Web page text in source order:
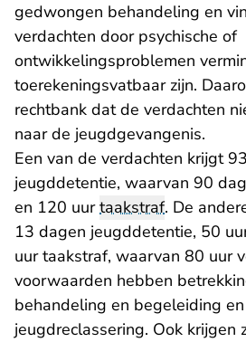
gedwongen behandeling en
verdachten door psychische of
ontwikkelingsproblemen
toerekeningsvatbaar zijn.
rechtbank dat de verdachten
naar de jeugdgevangenis.
Een van de verdachten krijgt
jeugddetentie, waarvan 90
en 120 uurtaakstraf. De
13 dagen jeugddetentie, 50
uur taakstraf, waarvan 80 uur
voorwaarden hebben
behandeling en begeleiding
jeugdreclassering. Ook krijgen